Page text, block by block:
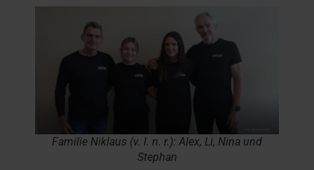
Familie Niklaus (v. l. n. r.): Alex, Li, Nina und
Stephan